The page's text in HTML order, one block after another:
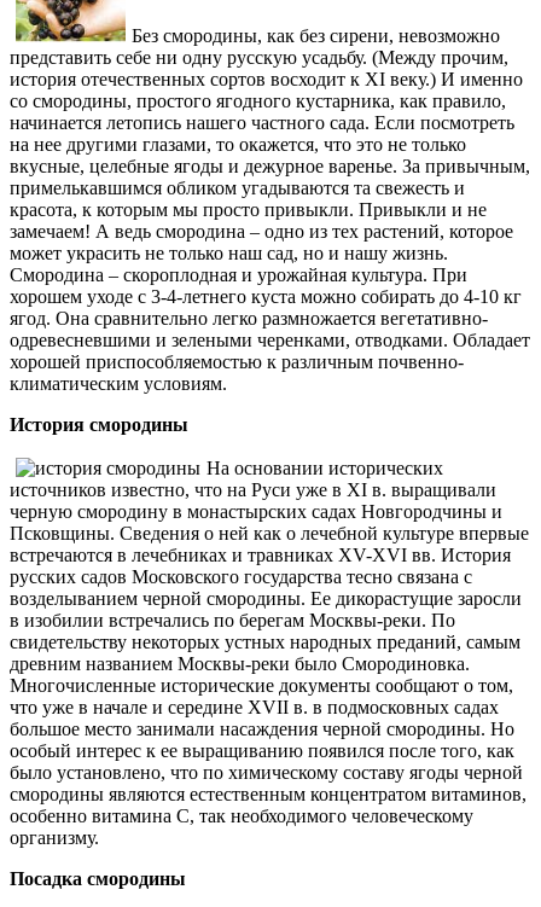
Без смородины, как без сирени, невозможно
представить себе ни одну русскую усадьбу. (Между прочим,
история отечественных сортов восходит к XI веку.) И именно
со смородины, простого ягодного кустарника, как правило,
начинается летопись нашего частного сада. Если посмотреть
на нее другими глазами, то окажется, что это не только
вкусные, целебные ягоды и дежурное варенье. За привычным,
примелькавшимся обликом угадываются та свежесть и
красота, к которым мы просто привыкли. Привыкли и не
замечаем! А ведь смородина – одно из тех растений, которое
может украсить не только наш сад, но и нашу жизнь.
Смородина – скороплодная и урожайная культура. При
хорошем уходе с 3-4-летнего куста можно собирать до 4-10 кг
ягод. Она сравнительно легко размножается вегетативно-
одревесневшими и зелеными черенками, отводками. Обладает
хорошей приспособляемостью к различным почвенно-
климатическим условиям.
История смородины
На основании исторических
источников известно, что на Руси уже в XI в. выращивали
черную смородину в монастырских садах Новгородчины и
Псковщины. Сведения о ней как о лечебной культуре впервые
встречаются в лечебниках и травниках XV-XVI вв. История
русских садов Московского государства тесно связана с
возделыванием черной смородины. Ее дикорастущие заросли
в изобилии встречались по берегам Москвы-реки. По
свидетельству некоторых устных народных преданий, самым
древним названием Москвы-реки было Смородиновка.
Многочисленные исторические документы сообщают о том,
что уже в начале и середине XVII в. в подмосковных садах
большое место занимали насаждения черной смородины. Но
особый интерес к ее выращиванию появился после того, как
было установлено, что по химическому составу ягоды черной
смородины являются естественным концентратом витаминов,
особенно витамина С, так необходимого человеческому
организму.
Посадка смородины